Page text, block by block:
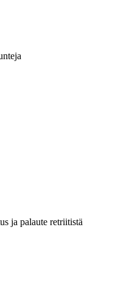
ja palaute retriitistä